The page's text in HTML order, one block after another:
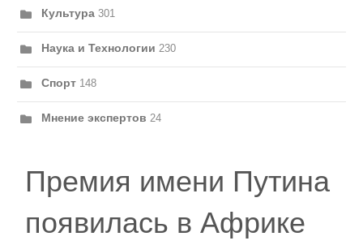
Культура 301
Наука и Технологии 230
Спорт 148
Мнение экспертов 24
Премия имени Путина
появилась в Африке